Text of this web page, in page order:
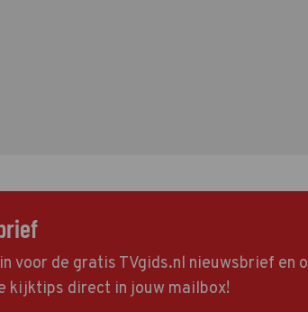
voor de gratis TVgids.nl nieuwsbrief en
kijktips direct in jouw mailbox!